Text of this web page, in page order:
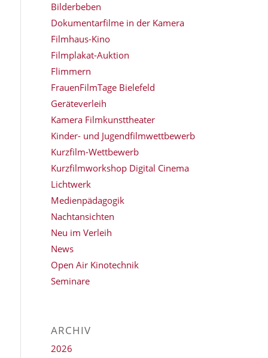
Bilderbeben
Dokumentarfilme in der Kamera
Filmhaus-Kino
Filmplakat-Auktion
Flimmern
FrauenFilmTage Bielefeld
Geräteverleih
Kamera Filmkunsttheater
Kinder- und Jugendfilmwettbewerb
Kurzfilm-Wettbewerb
Kurzfilmworkshop Digital Cinema
Lichtwerk
Medienpädagogik
Nachtansichten
Neu im Verleih
News
Open Air Kinotechnik
Seminare
ARCHIV
2026